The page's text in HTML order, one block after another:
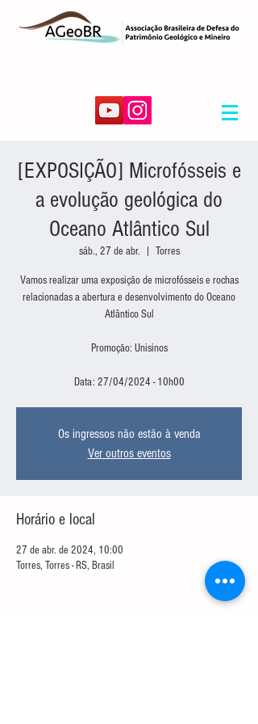
[EXPOSIÇÃO] Microfósseis e
a evolução geológica do
Oceano Atlântico Sul
sáb., 27 de abr. Torres
Vamos realizar uma exposição de microfósseis e rochas
relacionadas a abertura e desenvolvimento do Oceano
Atlântico Sul
Promoção: Unisinos
Data: 27/04/2024 - 10h00
Os ingressos não estão à venda
Ver outros eventos
Horário e local
27 de abr. de 2024, 10:00
Torres, Torres - RS, Brasil